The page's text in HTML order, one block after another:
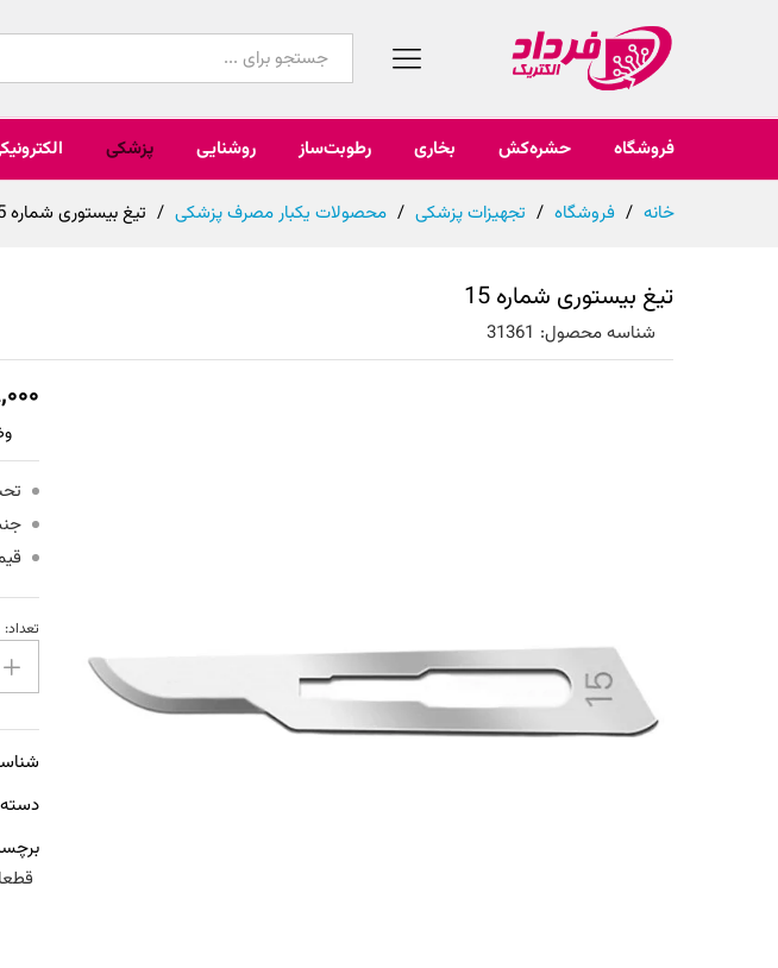
همه محصولات
فروشگاه حشره‌کش بخاری رطوبت‌ساز روشنایی پزشکی
خانه / فروشگاه / تجهیزات پزشکی / محصولات یکبار مصرف پزشکی / تیغ بیستوری شماره 15
تیغ بیستوری شماره 15
شناسه محصول: 31361
تیغ
15
عدد
تعداد: